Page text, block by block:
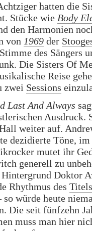
hatten die
Stücke wie Body
den Harmonien
von 1969 der
des Sängers
Die Sisters Of
Reise
zwei Sessions
Last And Always
Ausdruck.
weiter auf.
dezidierte Töne,
mutet ihr
generell zu
Doktor
Rhythmus des
würde heute
Die seit fünfzehn
muss man hier